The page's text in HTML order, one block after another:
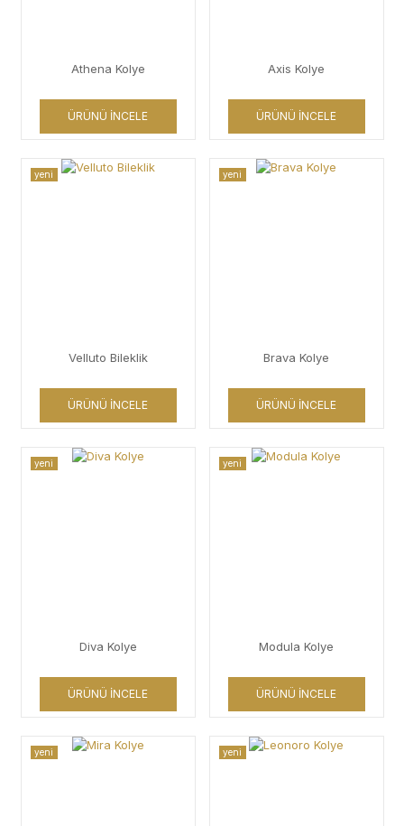
Athena Kolye
ÜRÜNÜ İNCELE
Axis Kolye
ÜRÜNÜ İNCELE
yeni
Velluto Bileklik
ÜRÜNÜ İNCELE
yeni
Brava Kolye
ÜRÜNÜ İNCELE
yeni
Diva Kolye
ÜRÜNÜ İNCELE
yeni
Modula Kolye
ÜRÜNÜ İNCELE
yeni yeni